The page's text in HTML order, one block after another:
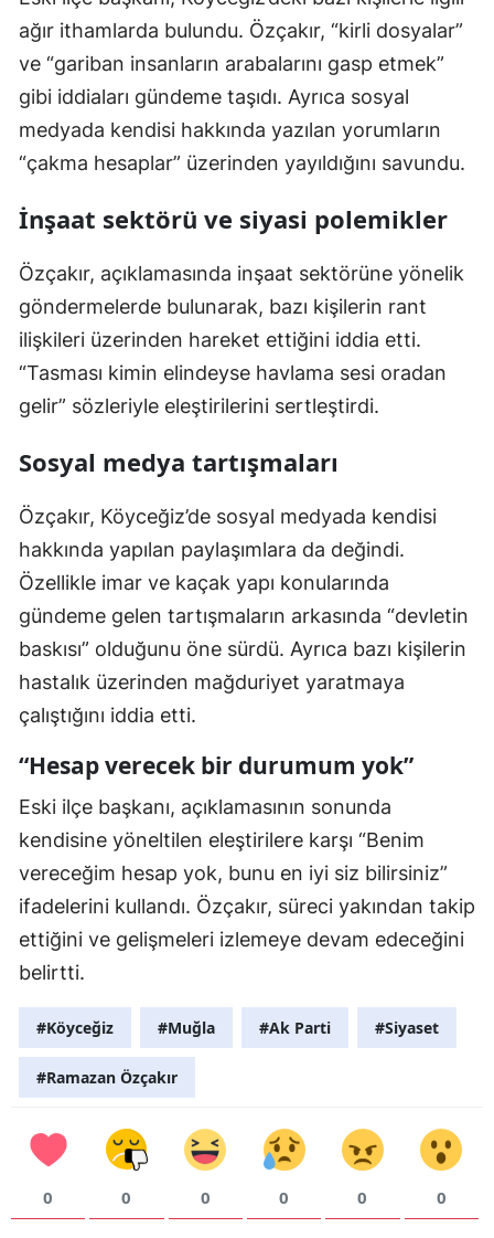
ağır ithamlarda bulundu. Özçakır, “kirli dosyalar”
ve “gariban insanların arabalarını gasp etmek”
gibi iddiaları gündeme taşıdı. Ayrıca sosyal
medyada kendisi hakkında yazılan yorumların
“çakma hesaplar” üzerinden yayıldığını savundu.
İnşaat sektörü ve siyasi polemikler
Özçakır, açıklamasında inşaat sektörüne yönelik
göndermelerde bulunarak, bazı kişilerin rant
ilişkileri üzerinden hareket ettiğini iddia etti.
“Tasması kimin elindeyse havlama sesi oradan
gelir” sözleriyle eleştirilerini sertleştirdi.
Sosyal medya tartışmaları
Özçakır, Köyceğiz’de sosyal medyada kendisi
hakkında yapılan paylaşımlara da değindi.
Özellikle imar ve kaçak yapı konularında
gündeme gelen tartışmaların arkasında “devletin
baskısı” olduğunu öne sürdü. Ayrıca bazı kişilerin
hastalık üzerinden mağduriyet yaratmaya
çalıştığını iddia etti.
“Hesap verecek bir durumum yok”
Eski ilçe başkanı, açıklamasının sonunda
kendisine yöneltilen eleştirilere karşı “Benim
vereceğim hesap yok, bunu en iyi siz bilirsiniz”
ifadelerini kullandı. Özçakır, süreci yakından takip
ettiğini ve gelişmeleri izlemeye devam edeceğini
belirtti.
#Köyceğiz #Muğla #Ak Parti #Siyaset
#Ramazan Özçakır
0 0 0 0 0 0